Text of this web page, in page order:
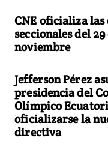
CNE oficializa las
seccionales del 29
noviembre
Jefferson Pérez
presidencia del
Olímpico
oficializarse la
directiva